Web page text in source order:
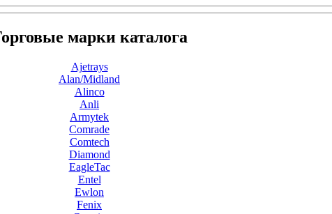
марки каталога
Ajetrays
Alan/Midland
Alinco
Anli
Armytek
Comrade
Comtech
Diamond
EagleTac
Entel
Ewlon
Fenix